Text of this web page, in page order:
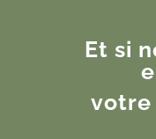
Et si
votre